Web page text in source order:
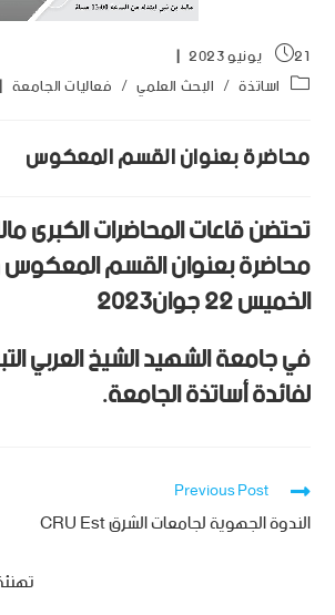
21 يونيو 2023
اساتذة / البحث العلمي / فعاليات الجامعة
محاضرة بعنوان القسم المعكوس
محاضرة بعنوان القسم
الخميس 22 جوان2023
في جامعة الشهيد الشيخ العربي
لفائدة أساتذة الجامعة.
Previous Post
الندوة الجهوية لجامعات الشرق CRU Est